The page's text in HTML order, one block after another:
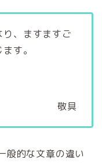
、ますますご
す。
敬具
般的な文章の違い